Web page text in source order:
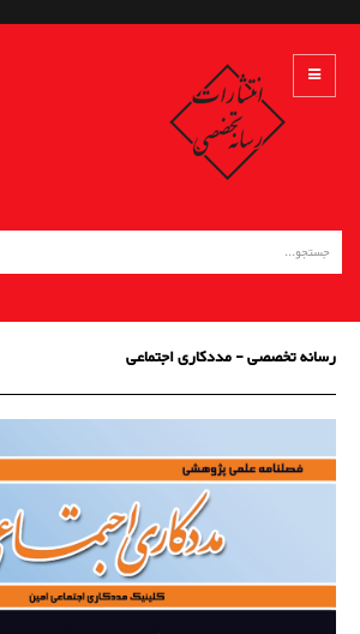
رسانه تخصصی - مددکاری اجتماعی